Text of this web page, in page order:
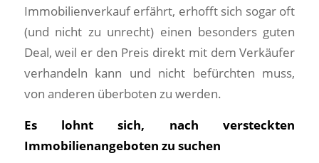
Immobilienverkauf erfährt, erhofft sich sogar oft
(und nicht zu unrecht) einen besonders guten
Deal, weil er den Preis direkt mit dem Verkäufer
verhandeln kann und nicht befürchten muss,
von anderen überboten zu werden.
Es lohnt sich, nach versteckten
Immobilienangeboten zu suchen